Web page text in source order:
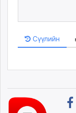
Сүүлийн